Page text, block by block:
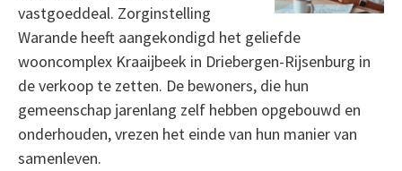
vastgoeddeal. Zorginstelling
Warande heeft aangekondigd het geliefde
wooncomplex Kraaijbeek in Driebergen-Rijsenburg in
de verkoop te zetten. De bewoners, die hun
gemeenschap jarenlang zelf hebben opgebouwd en
onderhouden, vrezen het einde van hun manier van
samenleven.